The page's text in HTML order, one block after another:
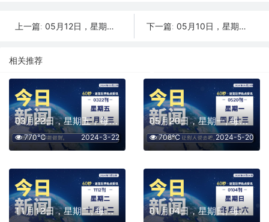
上一篇: 05月12日，星期二, 每天60秒读懂全世界！ 下一篇: 05月10日，星期日, 每天60秒读懂全世界！
相关推荐
03月22日，星期五，每天60秒读懂全世界！
2024-3-22
770℃
05月20日，星期一, 每天60秒读懂全世界！
2024-5-20
708℃
11月12日，星期二, 每天60秒读懂全世界！ 01月04日，星期日, 每天60秒读懂全世界！